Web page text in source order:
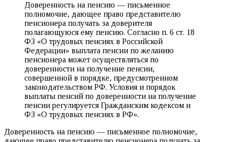
Доверенность на пенсию — письменное
полномочие, дающее право представителю
пенсионера получать за доверителя
полагающуюся ему пенсию. Согласно п. 6 ст. 18
ФЗ «О трудовых пенсиях в Российской
Федерации» выплата пенсии по желанию
пенсионера может осуществляться по
доверенности на получение пенсии,
совершенной в порядке, предусмотренном
законодательством РФ. Условия и порядок
выплаты пенсий по доверенности на получение
пенсии регулируется Гражданским кодексом и
ФЗ «О трудовых пенсиях в РФ».
Доверенность на пенсию — письменное полномочие,